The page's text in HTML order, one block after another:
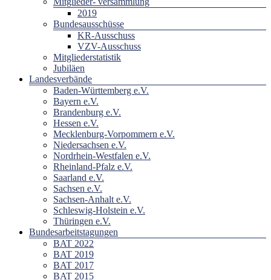
2019
Bundesausschüsse
KR-Ausschuss
VZV-Ausschuss
Mitgliederstatistik
Jubiläen
Landesverbände
Baden-Württemberg e.V.
Bayern e.V.
Brandenburg e.V.
Hessen e.V.
Mecklenburg-Vorpommern e.V.
Niedersachsen e.V.
Nordrhein-Westfalen e.V.
Rheinland-Pfalz e.V.
Saarland e.V.
Sachsen e.V.
Sachsen-Anhalt e.V.
Schleswig-Holstein e.V.
Thüringen e.V.
Bundesarbeitstagungen
BAT 2022
BAT 2019
BAT 2017
BAT 2015